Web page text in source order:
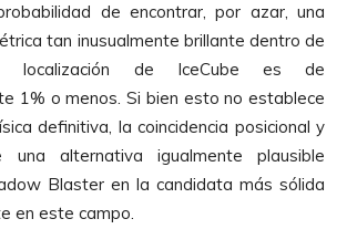
de encontrar, por azar, una
tan inusualmente brillante dentro de
de IceCube es de
1% o menos. Si bien esto no establece
definitiva, la coincidencia posicional y
alternativa igualmente plausible
Blaster en la candidata más sólida
en este campo.